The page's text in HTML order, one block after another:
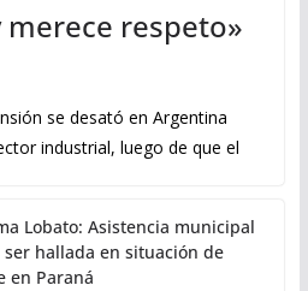
respeto»
se desató en Argentina
industrial, luego de que el
Lobato: Asistencia municipal
ser hallada en situación de
en Paraná